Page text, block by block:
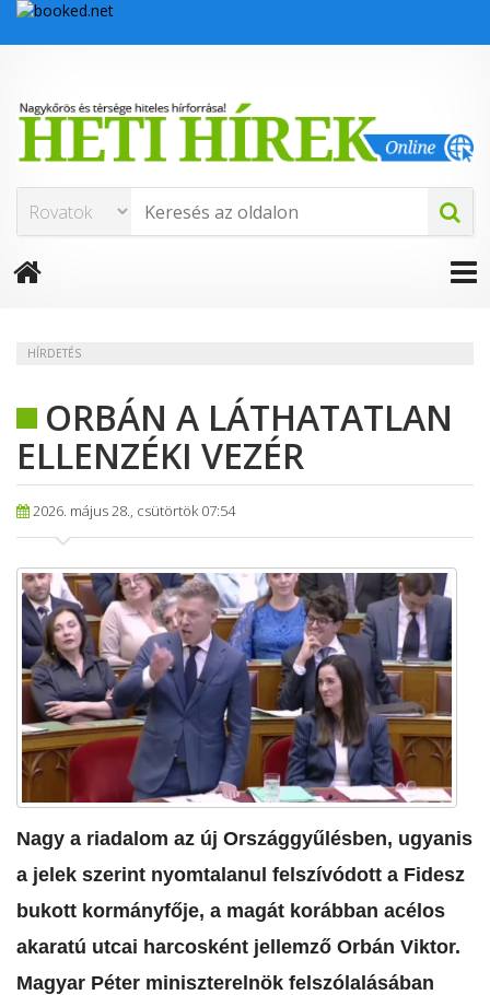
HÍRDETÉS
ORBÁN A LÁTHATATLAN
ELLENZÉKI VEZÉR
2026. május 28., csütörtök 07:54
Nagy a riadalom az új Országgyűlésben, ugyanis
a jelek szerint nyomtalanul felszívódott a Fidesz
bukott kormányfője, a magát korábban acélos
akaratú utcai harcosként jellemző Orbán Viktor.
Magyar Péter miniszterelnök felszólalásában